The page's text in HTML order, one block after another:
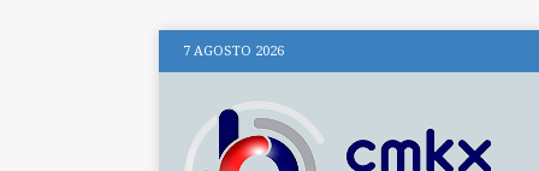
7 AGOSTO 2026